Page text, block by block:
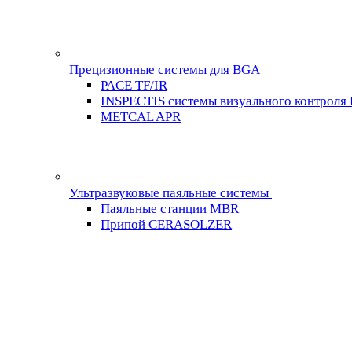
Прецизионные системы для BGA
PACE TF/IR
INSPECTIS системы визуального контроля
METCAL APR
Ультразвуковые паяльные системы
Паяльные станции MBR
Припой CERASOLZER